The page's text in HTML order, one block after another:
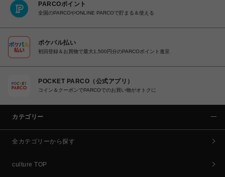
PARCOポイント
全国のPARCOやONLINE PARCOで貯まる＆使える
ポケパル払い
初回登録＆お買物で最大1,500円分のPARCOポイント進呈
POCKET PARCO（公式アプリ）
コイン＆クーポンでPARCOでのお買い物がオトクに
カテゴリー
全カテゴリーから探す
culture TOP